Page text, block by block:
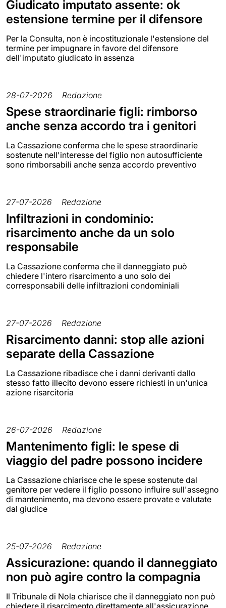
Giudicato imputato assente: ok
estensione termine per il difensore
Per la Consulta, non è incostituzionale l'estensione del
termine per impugnare in favore del difensore
dell'imputato giudicato in assenza
28-07-2026 Redazione
Spese straordinarie figli: rimborso
anche senza accordo tra i genitori
La Cassazione conferma che le spese straordinarie
sostenute nell'interesse del figlio non autosufficiente
sono rimborsabili anche senza accordo preventivo
27-07-2026 Redazione
Infiltrazioni in condominio:
risarcimento anche da un solo
responsabile
La Cassazione conferma che il danneggiato può
chiedere l'intero risarcimento a uno solo dei
corresponsabili delle infiltrazioni condominiali
27-07-2026 Redazione
Risarcimento danni: stop alle azioni
separate della Cassazione
La Cassazione ribadisce che i danni derivanti dallo
stesso fatto illecito devono essere richiesti in un'unica
azione risarcitoria
26-07-2026 Redazione
Mantenimento figli: le spese di
viaggio del padre possono incidere
La Cassazione chiarisce che le spese sostenute dal
genitore per vedere il figlio possono influire sull'assegno
di mantenimento, ma devono essere provate e valutate
dal giudice
25-07-2026 Redazione
Assicurazione: quando il danneggiato
non può agire contro la compagnia
Il Tribunale di Nola chiarisce che il danneggiato non può
chiedere il risarcimento direttamente all'assicurazione